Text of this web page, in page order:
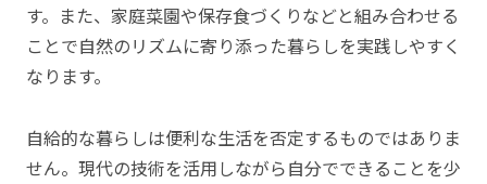
す。また、家庭菜園や保存食づくりなどと組み合わせる
ことで自然のリズムに寄り添った暮らしを実践しやすく
なります。
自給的な暮らしは便利な生活を否定するものではありま
せん。現代の技術を活用しながら自分でできることを少